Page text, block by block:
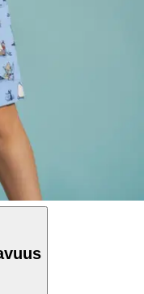
tilauksille
tai
tuotteita.